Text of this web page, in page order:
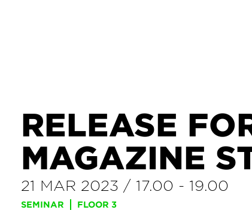
RELEASE
MAGAZINE
21 MAR 2023 / 17.00 - 19.00
SEMINAR FLOOR 3